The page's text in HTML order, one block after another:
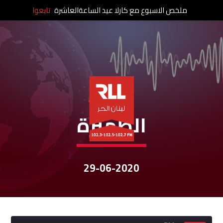
نشرات الأخبار
الظّهيرة
29-06-2020
ملخص الاسبوع مع كارلا عيد الساعةالعاشرة تابعوا